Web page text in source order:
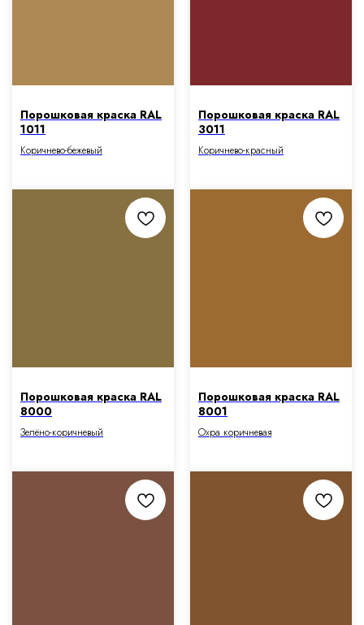
Порошковая краска RAL
1011
Коричнево-бежевый
Порошковая краска RAL
3011
Коричнево-красный
Порошковая краска RAL
8000
Зелёно-коричневый
Порошковая краска RAL
8001
Охра коричневая